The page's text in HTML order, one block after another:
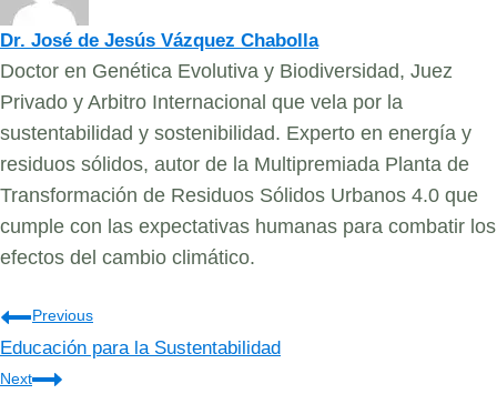
Dr. José de Jesús Vázquez Chabolla
Doctor en Genética Evolutiva y Biodiversidad, Juez
Privado y Arbitro Internacional que vela por la
sustentabilidad y sostenibilidad. Experto en energía y
residuos sólidos, autor de la Multipremiada Planta de
Transformación de Residuos Sólidos Urbanos 4.0 que
cumple con las expectativas humanas para combatir los
efectos del cambio climático.
Navegación
de
Previous
Educación para la Sustentabilidad
Next